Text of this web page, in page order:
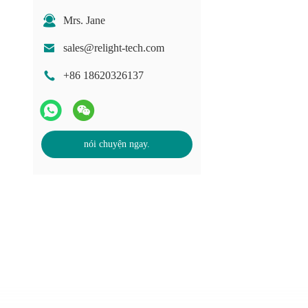
Mrs. Jane
sales@relight-tech.com
+86 18620326137
nói chuyện ngay.